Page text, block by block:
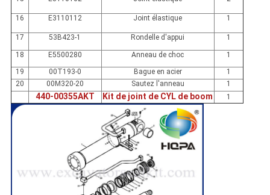
16 E3110112 Joint élastique 1
17 53B423-1 Rondelle d'appui 1
18 E5500280 Anneau de choc
1
19
00T193-0 Bague en acier
1
20
00M320-20 Sautez l'anneau 1
440-00355AKT Kit de joint de CYL de boom 1